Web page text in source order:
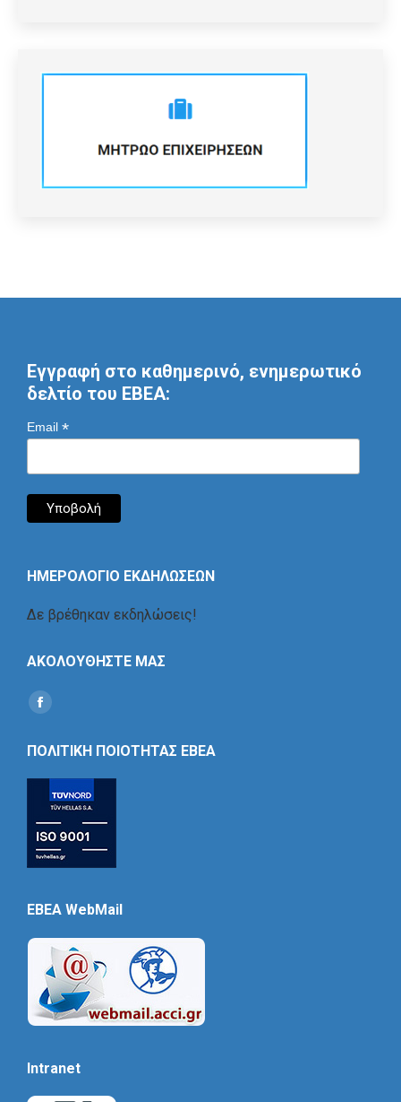
Εγγραφή στο καθημερινό, ενημερωτικό
δελτίο του ΕΒΕΑ:
Email *
ΗΜΕΡΟΛΟΓΙΟ ΕΚΔΗΛΩΣΕΩΝ
Δε βρέθηκαν εκδηλώσεις!
ΑΚΟΛΟΥΘΗΣΤΕ ΜΑΣ
Find us on:
Social
ΠΟΛΙΤΙΚΗ ΠΟΙΟΤΗΤΑΣ ΕΒΕΑ
EBEA WebMail
Intranet